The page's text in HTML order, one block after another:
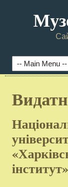
інститут»